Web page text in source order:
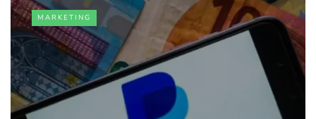
MARKETING